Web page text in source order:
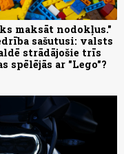
maksāt nodokļus."
sašutusi: valsts
strādājošie trīs
spēlējās ar "Lego"?